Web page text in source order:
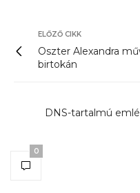
ELŐZŐ CIKK
Oszter Alexandra
birtokán
DNS-tartalmú
0